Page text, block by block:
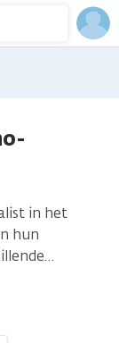
in het
hun
…